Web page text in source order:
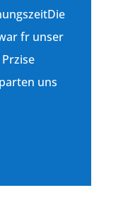
Die
fr unser
uns